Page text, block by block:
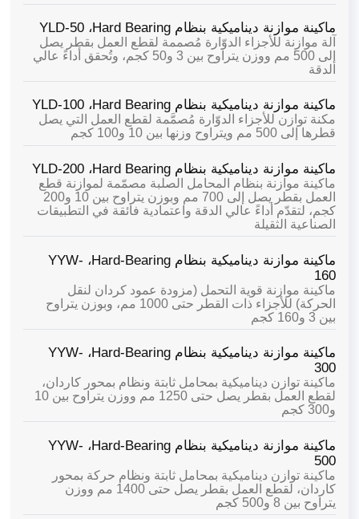
ماكينة موازنة ديناميكية بنظام Hard Bearing، YLD-50
آلة موازنة للأجزاء الدوّارة مُصممة لقطع العمل بقطر يصل
إلى 500 مم ووزن يتراوح بين 3 و50 كجم، وتُحقق أداءً عالي
الدقة
ماكينة موازنة ديناميكية بنظام Hard Bearing، YLD-100
مكنة توازن للأجزاء الدوّارة مُصمَّمة لقطع العمل التي يصل
قطرها إلى 500 مم ويتراوح وزنها بين 10 و100 كجم
ماكينة موازنة ديناميكية بنظام Hard Bearing، YLD-200
ماكينة موازنة بنظام المحامل الصلبة مصمّمة لموازنة قطع
العمل بقطر يصل إلى 700 مم وبوزن يتراوح بين 10 و200
كجم، لتقدّم أداءً عالي الدقة واعتمادية فائقة في التطبيقات
الصناعية الثقيلة
ماكينة موازنة ديناميكية بنظام Hard-Bearing،
YYW-
160
ماكينة موازنة قوية التحمل (مزودة عمود كردان لنقل
الحركة) للأجزاء ذات القطر حتى 1000 مم، وبوزن يتراوح
بين 3 و160 كجم
ماكينة موازنة ديناميكية بنظام Hard-Bearing،
YYW-
300
ماكينة توازن ديناميكية بمحامل ثابتة ونظام بمحور كاردان،
لقطع العمل بقطر يصل حتى 1250 مم ووزن يتراوح بين 10
و300 كجم
ماكينة موازنة ديناميكية بنظام Hard-Bearing،
YYW-
500
ماكينة توازن ديناميكية بمحامل ثابتة ونظام حركة بمحور
كاردان، لقطع العمل بقطر يصل حتى 1400 مم ووزن
يتراوح بين 8 و500 كجم